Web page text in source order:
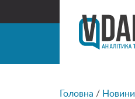
Головна / Новини